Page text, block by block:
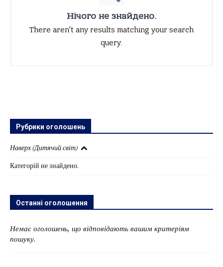
Нічого не знайдено.
There aren't any results matching your search
query.
Рубрики оголошень
Наверх (Дитячий світ)
Категорій не знайдено.
Останні оголошення
Немає оголошень, що відповідають вашим критеріям
пошуку.